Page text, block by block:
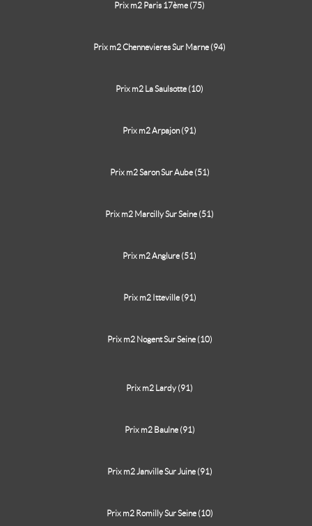
Prix m2 Paris 17ème (75)
Prix m2 Chennevieres Sur Marne (94)
Prix m2 La Saulsotte (10)
Prix m2 Arpajon (91)
Prix m2 Saron Sur Aube (51)
Prix m2 Marcilly Sur Seine (51)
Prix m2 Anglure (51)
Prix m2 Itteville (91)
Prix m2 Nogent Sur Seine (10)
Prix m2 Lardy (91)
Prix m2 Baulne (91)
Prix m2 Janville Sur Juine (91)
Prix m2 Romilly Sur Seine (10)